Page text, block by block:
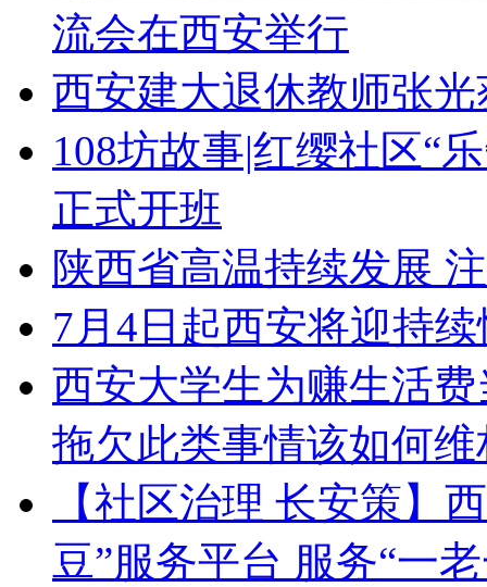
流会在西安举行
西安建大退休教师张
108坊故事|红缨社区“
正式开班
陕西省高温持续发展
7月4日起西安将迎持
西安大学生为赚生活
拖欠此类事情该如何维
【社区治理 长安策】
豆”服务平台 服务“一